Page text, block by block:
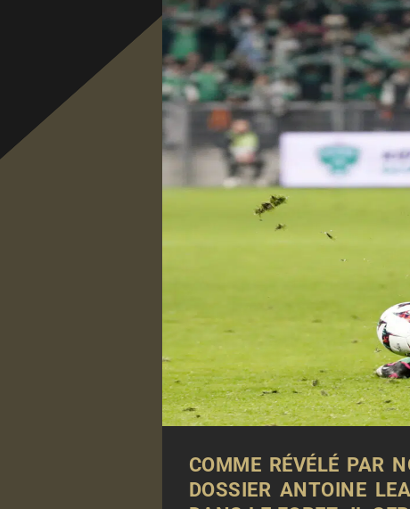
COMME RÉVÉLÉ PAR
DOSSIER ANTOINE